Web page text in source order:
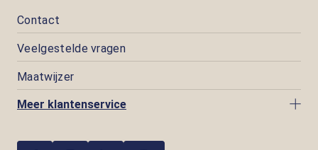
Contact
Veelgestelde vragen
Maatwijzer
Meer klantenservice